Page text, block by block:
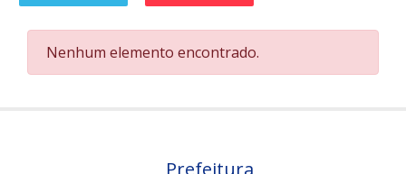
Nenhum elemento encontrado.
Prefeitura